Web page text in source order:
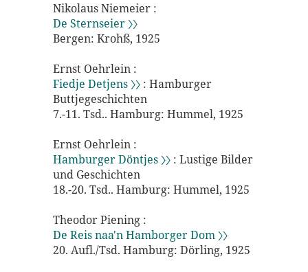
Nikolaus Niemeier :
De Sternseier 〉〉
Bergen: Krohß, 1925
Ernst Oehrlein :
Fiedje Detjens 〉〉 : Hamburger
Buttjegeschichten
7.-11. Tsd.. Hamburg: Hummel, 1925
Ernst Oehrlein :
Hamburger Döntjes 〉〉 : Lustige Bilder
und Geschichten
18.-20. Tsd.. Hamburg: Hummel, 1925
Theodor Piening :
De Reis naa'n Hamborger Dom 〉〉
20. Aufl./Tsd. Hamburg: Dörling, 1925